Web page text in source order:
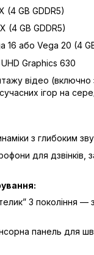
(4 GB GDDR5)
(4 GB GDDR5)
16 або Vega 20 (4
Graphics 630
відео (включно
ігор на
з глибоким
для дзвінків,
3 покоління —
панель для